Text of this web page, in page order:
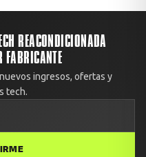
REACONDICIONADA
FABRICANTE
ingresos, ofertas y
tech.